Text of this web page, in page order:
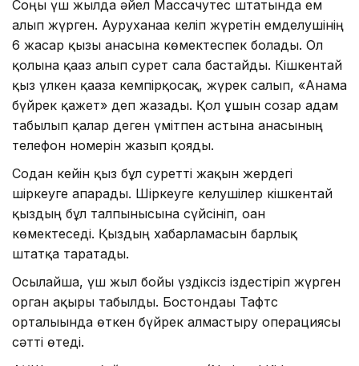
Соңғы үш жылда әйел Массачутес штатында ем
алып жүрген. Ауруханаға келіп жүретін емделушінің
6 жасар қызы анасына көмектеспек болады. Ол
қолына қағаз алып сурет сала бастайды. Кішкентай
қыз үлкен қағазға кемпірқосақ, жүрек салып, «Анама
бүйрек қажет» деп жазады. Қол ұшын созар адам
табылып қалар деген үмітпен астына анасының
телефон номерін жазып қояды.
Содан кейін қыз бұл суретті жақын жердегі
шіркеуге апарады. Шіркеуге келушілер кішкентай
қыздың бұл талпынысына сүйсініп, оған
көмектеседі. Қыздың хабарламасын барлық
штатқа таратады.
Осылайша, үш жыл бойы үздіксіз іздестіріп жүрген
орган ақыры табылды. Бостондағы Тафтс
орталығында өткен бүйрек алмастыру операциясы
сәтті өтеді.